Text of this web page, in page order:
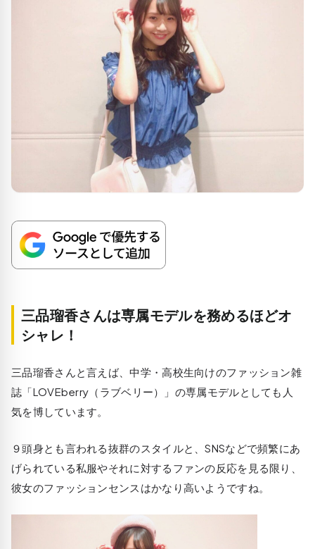
三品瑠香さんは専属モデルを務めるほどオ
シャレ！
三品瑠香さんと言えば、中学・高校生向けのファッション雑
誌「LOVEberry（ラブベリー）」の専属モデルとしても人
気を博しています。
９頭身とも言われる抜群のスタイルと、SNSなどで頻繁にあ
げられている私服やそれに対するファンの反応を見る限り、
彼女のファッションセンスはかなり高いようですね。